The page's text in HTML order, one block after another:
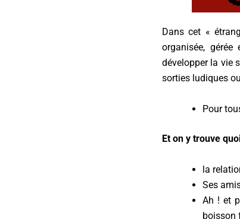
Dans cet «
organisée,
développer la vie
sorties ludiques
Pour
Et on y trouve
la
Ses
Ah ! et
boisson